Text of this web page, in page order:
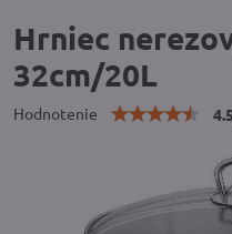
Hrniec
32cm/20L
Hodnotenie 4.5